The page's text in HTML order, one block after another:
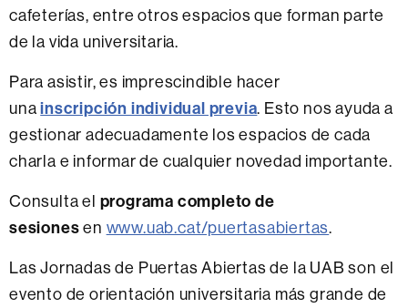
cafeterías, entre otros espacios que forman parte
de la vida universitaria.
Para asistir, es imprescindible hacer
unainscripción individual previa. Esto nos ayuda a
gestionar adecuadamente los espacios de cada
charla e informar de cualquier novedad importante.
Consulta el programa completo de
sesionesen www.uab.cat/puertasabiertas.
Las Jornadas de Puertas Abiertas de la UAB son el
evento de orientación universitaria más grande de